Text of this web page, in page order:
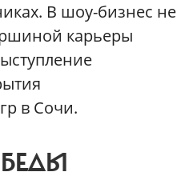
В шоу-бизнес не
карьеры
в Сочи.